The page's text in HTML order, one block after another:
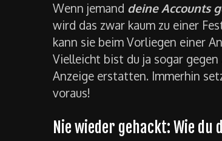
Wenn jemand deine Accounts
wird das zwar kaum zu einer
kann sie beim Vorliegen einer
Vielleicht bist du ja sogar gegen
Anzeige erstatten. Immerhin
voraus!
Nie wieder gehackt: Wie